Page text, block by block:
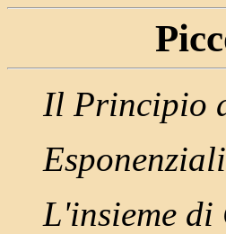
Il Principio
L'insieme di